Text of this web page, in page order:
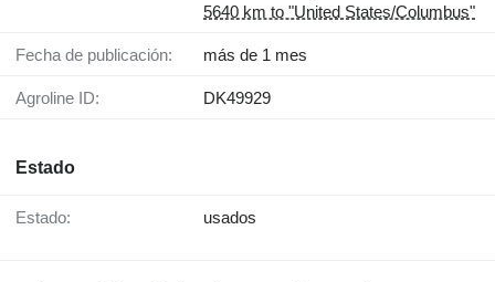
5640 km to "United States/Columbus"
Fecha de publicación: más de 1 mes
Agroline ID: DK49929
Estado
Estado: usados